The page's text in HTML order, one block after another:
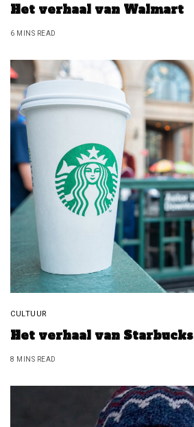
Het verhaal van Walmart
6 MINS READ
CULTUUR
Het verhaal van Starbucks
8 MINS READ